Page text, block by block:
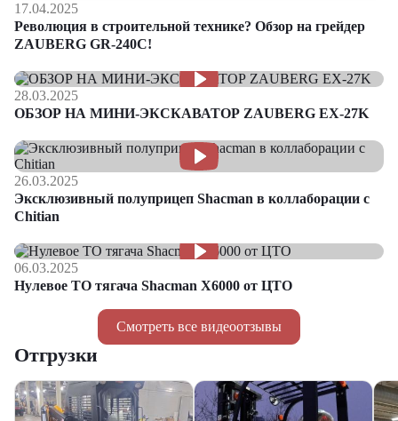
Смотреть все видеоотзывы
17.04.2025
Революция в строительной технике? Обзор на грейдер
ZAUBERG GR-240C!
28.03.2025
ОБЗОР НА МИНИ-ЭКСКАВАТОР ZAUBERG EX-27K
26.03.2025
Эксклюзивный полуприцеп Shacman в коллаборации с
Chitian
06.03.2025
Нулевое ТО тягача Shacman Х6000 от ЦТО
Отгрузки